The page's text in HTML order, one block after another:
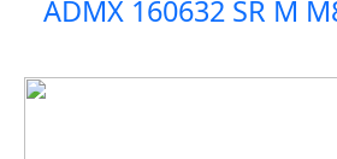
ADMX 160632 SR M